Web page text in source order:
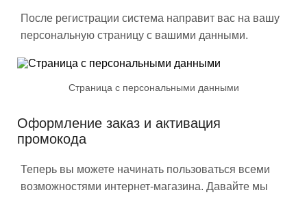
После регистрации система направит вас на вашу
персональную страницу с вашими данными.
Страница с персональными данными
Оформление заказ и активация
промокода
Теперь вы можете начинать пользоваться всеми
возможностями интернет-магазина. Давайте мы